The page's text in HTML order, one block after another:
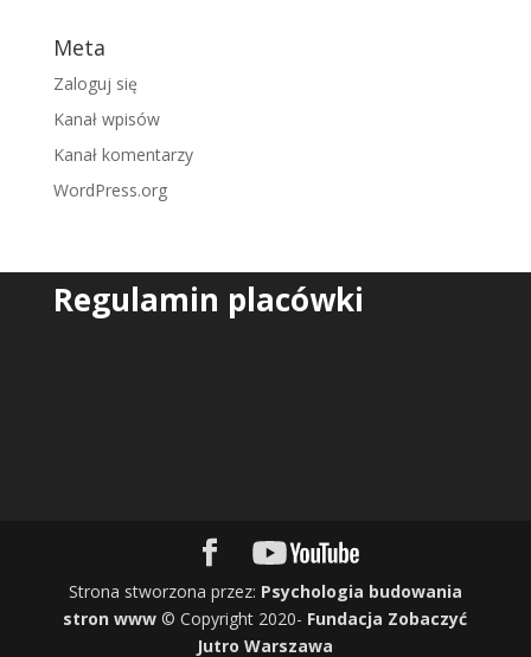
Meta
Zaloguj się
Kanał wpisów
Kanał komentarzy
WordPress.org
Regulamin placówki
Strona stworzona przez: Psychologia budowania
stron www © Copyright 2020- Fundacja Zobaczyć
Jutro Warszawa